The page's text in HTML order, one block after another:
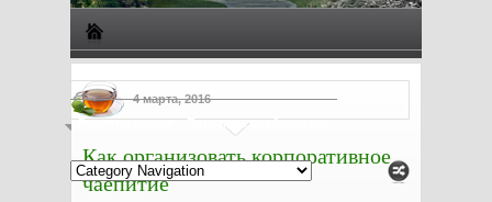
Рецепты с чаем Полезные свойства чая
4 марта, 2016
Как организовать корпоративное
чаепитие